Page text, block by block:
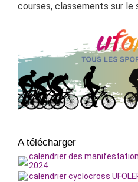
courses, classements sur
A télécharger
calendrier des
2024
calendrier cyclocross